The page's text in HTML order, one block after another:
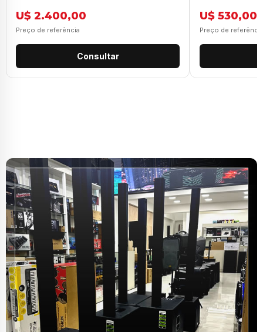
U$ 2.400,00
Preço de referência
Consultar
U$ 530,00
Preço de referência